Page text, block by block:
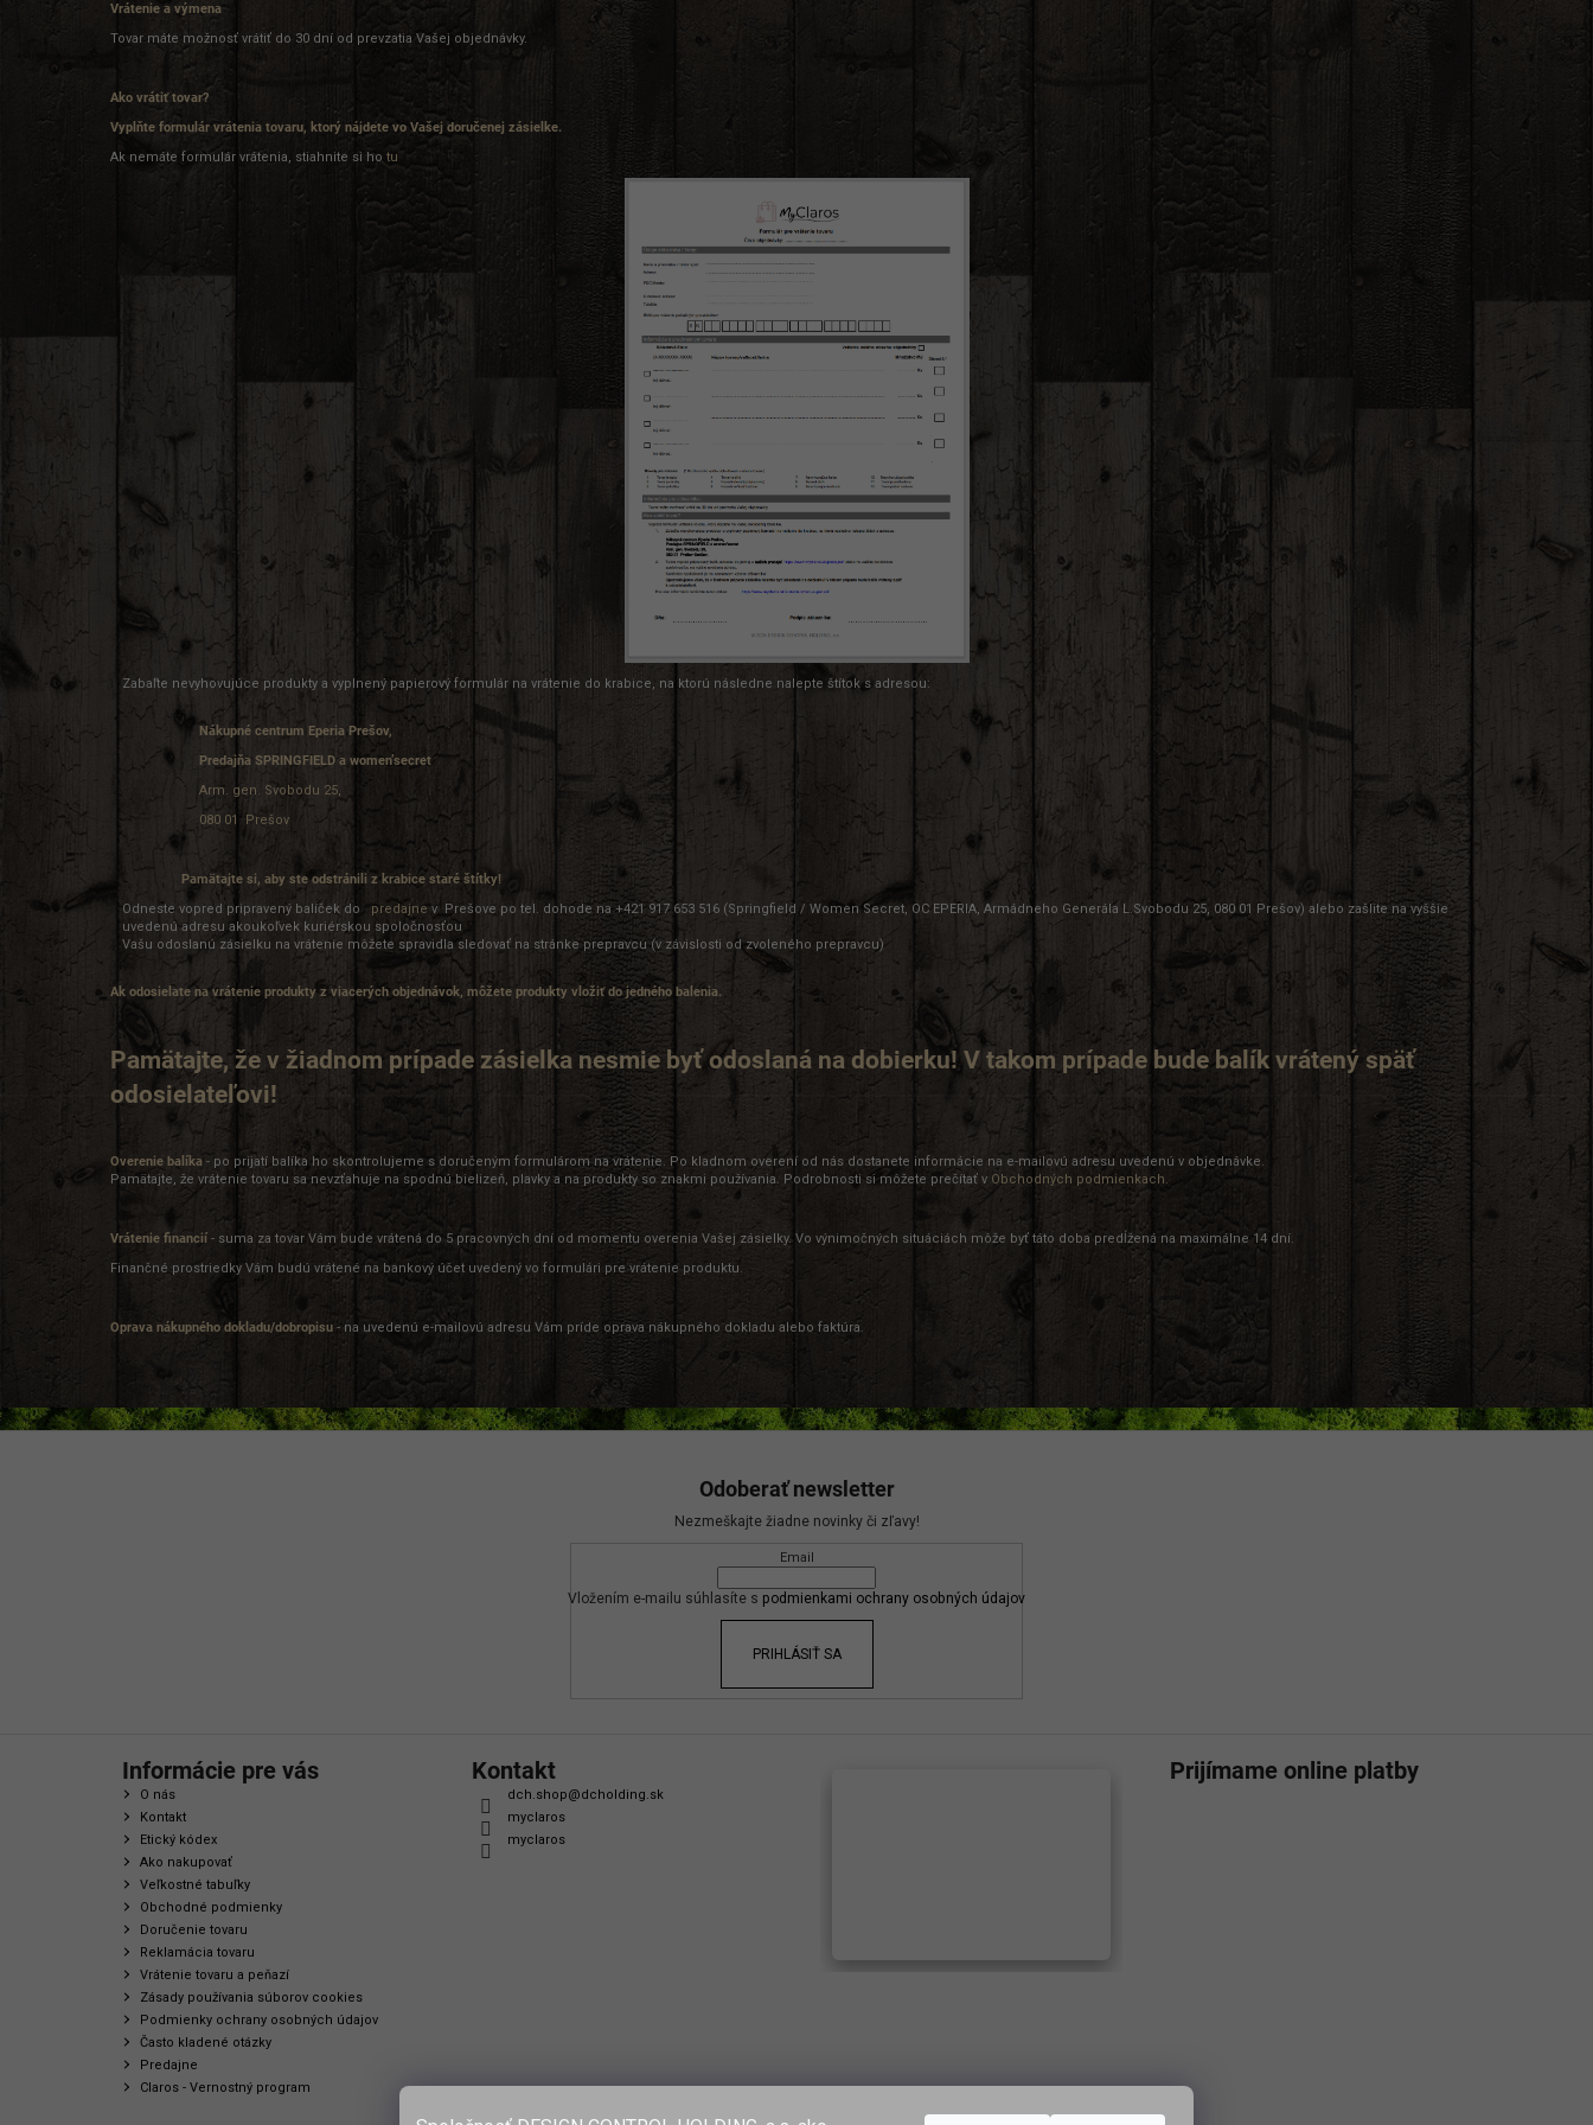
Vrátenie a výmena
Tovar máte možnosť vrátiť do 30 dní od prevzatia Vašej objednávky.
Ako vrátiť tovar?
Vyplňte formulár vrátenia tovaru, ktorý nájdete vo Vašej doručenej zásielke.
Ak nemáte formulár vrátenia, stiahnite si ho tu
Zabaľte nevyhovujúce produkty a vyplnený papierový formulár na vrátenie do krabice, na ktorú následne nalepte štítok s adresou:
Nákupné centrum Eperia Prešov,
Predajňa SPRINGFIELD a women’secret
Arm. gen. Svobodu 25,
080 01
Prešov
Pamätajte si, aby ste odstránili z krabice staré štítky!
Odneste vopred pripravený balíček do
predajne v Prešove po tel. dohode na +421 917 653 516 (Springfield / Women Secret, OC EPERIA, Armádneho Generála L.Svobodu 25, 080 01 Prešov) alebo zašlite na vyššie
uvedenú adresu akoukoľvek kuriérskou spoločnosťou
Vašu odoslanú zásielku na vrátenie môžete spravidla sledovať na stránke prepravcu (v závislosti od zvoleného prepravcu)
Ak odosielate na vrátenie produkty z viacerých objednávok, môžete produkty vložiť do jedného balenia.
Pamätajte, že v žiadnom prípade zásielka nesmie byť odoslaná na dobierku! V takom prípade bude balík vrátený späť
odosielateľovi!
Overenie balíka - po prijatí balíka ho skontrolujeme s doručeným formulárom na vrátenie. Po kladnom overení od nás dostanete informácie na e-mailovú adresu uvedenú v objednávke.
Pamätajte, že vrátenie tovaru sa nevzťahuje na spodnú bielizeň, plavky a na produkty so znakmi používania. Podrobnosti si môžete prečítať v Obchodných podmienkach.
Vrátenie financií - suma za tovar Vám bude vrátená do 5 pracovných dní od momentu overenia Vašej zásielky. Vo výnimočných situáciách môže byť táto doba predĺžená na maximálne 14 dní.
Finančné prostriedky Vám budú vrátené na bankový účet uvedený vo formulári pre vrátenie produktu.
Oprava nákupného dokladu/dobropisu - na uvedenú e-mailovú adresu Vám príde oprava nákupného dokladu alebo faktúra.
Odoberať newsletter
Nezmeškajte žiadne novinky či zľavy!
Email
Vložením e-mailu súhlasíte s podmienkami ochrany osobných údajov
PRIHLÁSIŤ SA
Informácie pre vás
O nás
Kontakt
Etický kódex
Ako nakupovať
Veľkostné tabuľky
Obchodné podmienky
Doručenie tovaru
Reklamácia tovaru
Vrátenie tovaru a peňazí
Zásady používania súborov cookies
Podmienky ochrany osobných údajov
Často kladené otázky
Predajne
Claros - Vernostný program
Kontakt
dch.shop@dcholding.sk
myclaros
myclaros
Prijímame online platby